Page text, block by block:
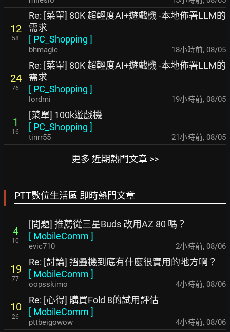
12
58
Re: [菜單] 80K 超輕度AI+遊戲機 -本地佈署LLM的
需求
[ PC_Shopping ]
bhmagic 18小時前, 08/05
24
76
Re: [菜單] 80K 超輕度AI+遊戲機 -本地佈署LLM的
需求
[ PC_Shopping ]
lordmi 19小時前, 08/05
1
16
[菜單] 100k遊戲機
[ PC_Shopping ]
tinrr55 21小時前, 08/05
更多 近期熱門文章 >>
PTT數位生活區 即時熱門文章
4
10
[問題] 推薦從三星Buds 改用AZ 80 嗎？
[ MobileComm ]
evic710 2小時前, 08/06
19
77
Re: [討論] 摺疊機到底有什麼很實用的地方啊？
[ MobileComm ]
oopsskimo 4小時前, 08/06
10
26
Re: [心得] 購買Fold 8的試用評估
[ MobileComm ]
pttbeigowow 4小時前, 08/06